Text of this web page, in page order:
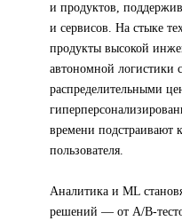
и продуктов,
и сервисов. На стыке
продукты высокой
автономной логистики
распределительными
времени подстраивают
пользователя.
Аналитика и ML
решений — от A/B-